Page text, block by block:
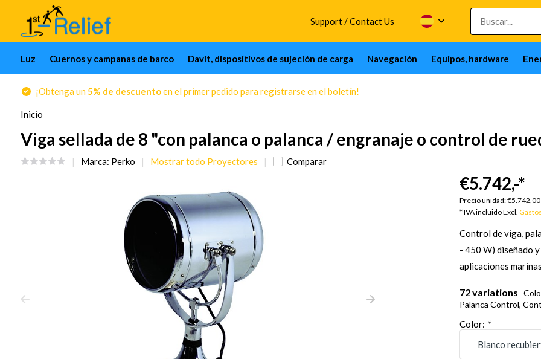
Support / Contact Us
Luz Cuernos y campanas de barco Davit, dispositivos de sujeción de carga Navegación Equipos, hardware
¡Obtenga un5% de descuentoen el primer pedido para registrarse en el boletín!
Inicio
Viga sellada de 8 "con palanca o palanca / engranaje o control de
Marca: Perko Mostrar todo Proyectores Comparar
€5.742,-*
Precio unidad:€5.742,00
* IVA incluido Excl.
Control de viga,
- 450 W) diseñado
aplicaciones
72 variations
Palanca Control,
Color: *